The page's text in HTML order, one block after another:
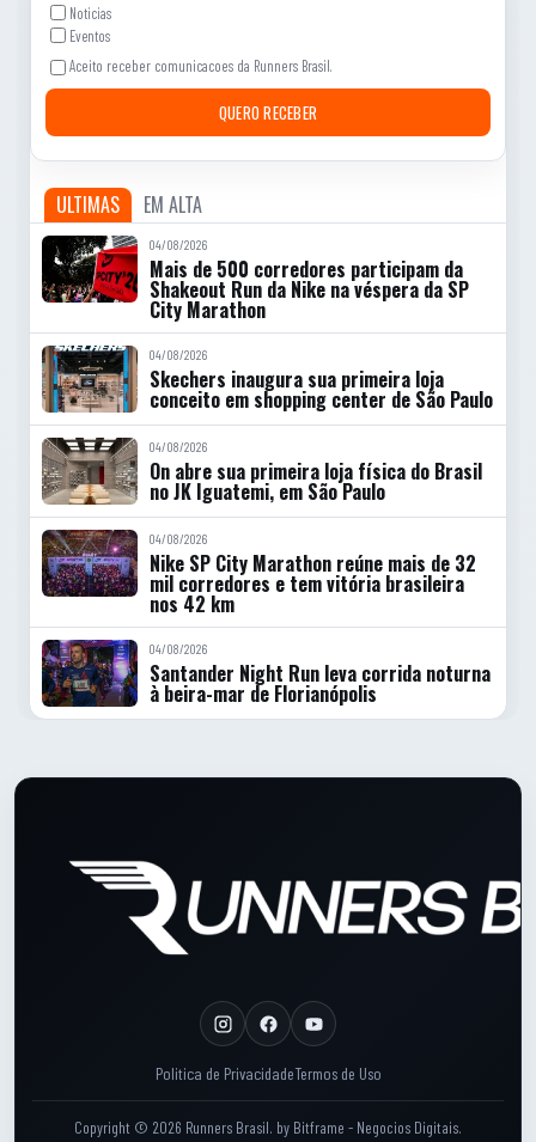
Noticias
Eventos
Aceito receber comunicacoes da Runners Brasil.
QUERO RECEBER
ULTIMAS EM ALTA
04/08/2026
Mais de 500 corredores participam da
Shakeout Run da Nike na véspera da SP
City Marathon
04/08/2026
Skechers inaugura sua primeira loja
conceito em shopping center de São Paulo
04/08/2026
On abre sua primeira loja física do Brasil
no JK Iguatemi, em São Paulo
04/08/2026
Nike SP City Marathon reúne mais de 32
mil corredores e tem vitória brasileira
nos 42 km
04/08/2026
Santander Night Run leva corrida noturna
à beira-mar de Florianópolis
Rodape do site
Rodape: Links legais
Politica de PrivacidadeTermos de Uso
Copyright © 2026 Runners Brasil. by Bitframe - Negocios Digitais.